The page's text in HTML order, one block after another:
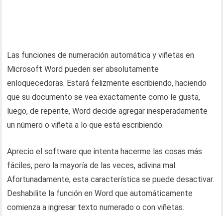
Las funciones de numeración automática y viñetas en
Microsoft Word pueden ser absolutamente
enloquecedoras. Estará felizmente escribiendo, haciendo
que su documento se vea exactamente como le gusta,
luego, de repente, Word decide agregar inesperadamente
un número o viñeta a lo que está escribiendo.
Aprecio el software que intenta hacerme las cosas más
fáciles, pero la mayoría de las veces, adivina mal.
Afortunadamente, esta característica se puede desactivar.
Deshabilite la función en Word que automáticamente
comienza a ingresar texto numerado o con viñetas.